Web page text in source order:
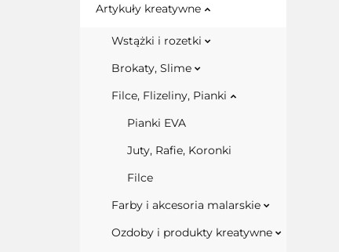
Artykuły kreatywne
Wstążki i rozetki
Brokaty, Slime
Filce, Flizeliny, Pianki
Pianki EVA
Juty, Rafie, Koronki
Filce
Farby i akcesoria malarskie
Ozdoby i produkty kreatywne